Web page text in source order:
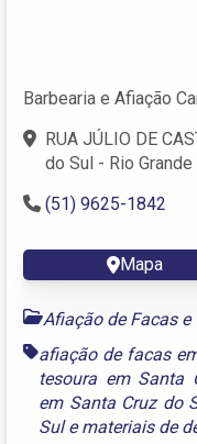
Barbearia e Afiação
RUA JÚLIO DE
do Sul - Rio
(51) 9625-1842
Mapa
Afiação de Facas
afiação de facas
tesoura em Santa
em Santa Cruz do
Sulemateriais de